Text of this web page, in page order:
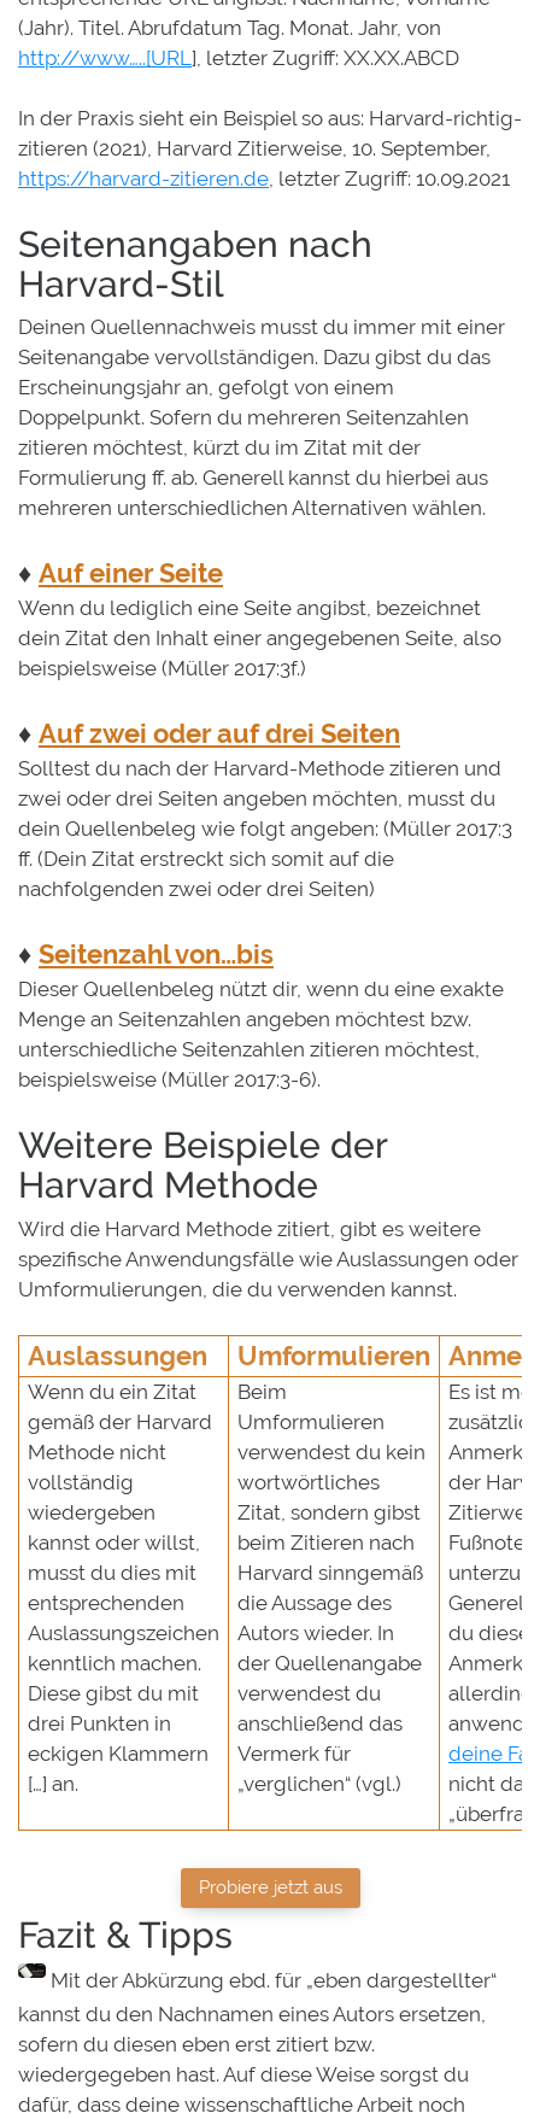
(Jahr). Titel. Abrufdatum Tag. Monat. Jahr, von
http://www…..[URL ], letzter Zugriff: XX.XX.ABCD
In der Praxis sieht ein Beispiel so aus: Harvard-richtig-
zitieren (2021), Harvard Zitierweise, 10. September,
https://harvard-zitieren.de , letzter Zugriff: 10.09.2021
Seitenangaben nach
Harvard-Stil
Deinen Quellennachweis musst du immer mit einer
Seitenangabe vervollständigen. Dazu gibst du das
Erscheinungsjahr an, gefolgt von einem
Doppelpunkt. Sofern du mehreren Seitenzahlen
zitieren möchtest, kürzt du im Zitat mit der
Formulierung ff. ab. Generell kannst du hierbei aus
mehreren unterschiedlichen Alternativen wählen.
♦ Auf einer Seite
Wenn du lediglich eine Seite angibst, bezeichnet
dein Zitat den Inhalt einer angegebenen Seite, also
beispielsweise (Müller 2017:3f.)
♦ Auf zwei oder auf drei Seiten
Solltest du nach der Harvard-Methode zitieren und
zwei oder drei Seiten angeben möchten, musst du
dein Quellenbeleg wie folgt angeben: (Müller 2017:3
ff. (Dein Zitat erstreckt sich somit auf die
nachfolgenden zwei oder drei Seiten)
♦ Seitenzahl von…bis
Dieser Quellenbeleg nützt dir, wenn du eine exakte
Menge an Seitenzahlen angeben möchtest bzw.
unterschiedliche Seitenzahlen zitieren möchtest,
beispielsweise (Müller 2017:3-6).
Weitere Beispiele der
Harvard Methode
Wird die Harvard Methode zitiert, gibt es weitere
spezifische Anwendungsfälle wie Auslassungen oder
Umformulierungen, die du verwenden kannst.
Auslassungen Umformulieren
Wenn du ein Zitat
gemäß der Harvard
Methode nicht
vollständig
wiedergeben
kannst oder willst,
musst du dies mit
entsprechenden
Auslassungszeichen
kenntlich machen.
Diese gibst du mit
drei Punkten in
eckigen Klammern
[…] an.
Beim
Umformulieren
verwendest du kein
wortwörtliches
Zitat, sondern gibst
beim Zitieren nach
Harvard sinngemäß
die Aussage des
Autors wieder. In
der Quellenangabe
verwendest du
anschließend das
Vermerk für
„verglichen“ (vgl.)
Es ist
der
Fußnoten
Generell
du diese
deine
nicht
Probiere jetzt aus
Fazit & Tipps
Mit der Abkürzung ebd. für „eben dargestellter“
kannst du den Nachnamen eines Autors ersetzen,
sofern du diesen eben erst zitiert bzw.
wiedergegeben hast. Auf diese Weise sorgst du
dafür, dass deine wissenschaftliche Arbeit noch